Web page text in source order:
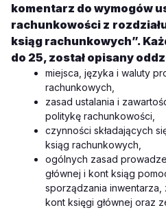
komentarz do wymogów
rachunkowości z
ksiąg rachunkowych”.
do 25, został opisany
miejsca, języka i waluty
rachunkowych,
zasad ustalania i
politykę rachunkowości,
czynności składających
ksiąg rachunkowych,
ogólnych zasad
głównej i kont ksiąg
sporządzania
kont księgi głównej oraz